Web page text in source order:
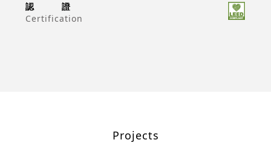
認
證
Certification
Projects